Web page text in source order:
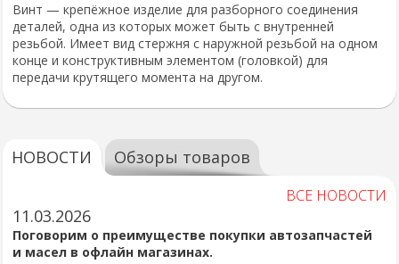
Винт — крепёжное изделие для разборного соединения
деталей, одна из которых может быть с внутренней
резьбой. Имеет вид стержня с наружной резьбой на одном
конце и конструктивным элементом (головкой) для
передачи крутящего момента на другом.
НОВОСТИ Обзоры товаров
ВСЕ НОВОСТИ
11.03.2026
Поговорим о преимуществе покупки автозапчастей
и масел в офлайн магазинах.